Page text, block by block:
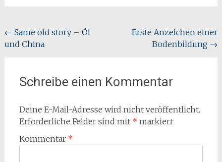
Beitragsnavigation
← Same old story – Öl
und China
Erste Anzeichen einer
Bodenbildung →
Schreibe einen Kommentar
Deine E-Mail-Adresse wird nicht veröffentlicht.
Erforderliche Felder sind mit * markiert
Kommentar *